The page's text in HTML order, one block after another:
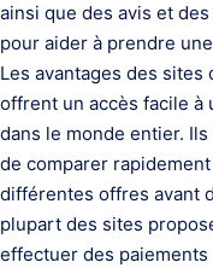
ainsi que des avis et
pour aider à prendre
Les avantages des
offrent un accès facile à
dans le monde entier.
de comparer
différentes offres avant
plupart des sites
effectuer des paiements